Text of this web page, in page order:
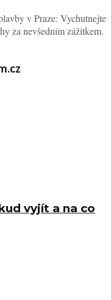
v Praze: Vychutnejte
za nevšedním zážitkem.
vyjít a na co